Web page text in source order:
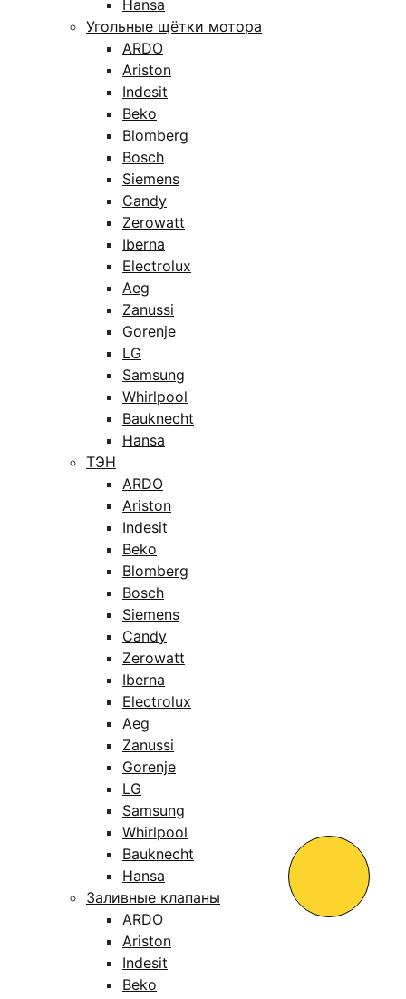
Hansa
Угольные щётки мотора
ARDO
Ariston
Indesit
Beko
Blomberg
Bosch
Siemens
Candy
Zerowatt
Iberna
Electrolux
Aeg
Zanussi
Gorenje
LG
Samsung
Whirlpool
Bauknecht
Hansa
ТЭН
ARDO
Ariston
Indesit
Beko
Blomberg
Bosch
Siemens
Candy
Zerowatt
Iberna
Electrolux
Aeg
Zanussi
Gorenje
LG
Samsung
Whirlpool
Bauknecht
Hansa
Заливные клапаны
ARDO
Ariston
Indesit
Beko